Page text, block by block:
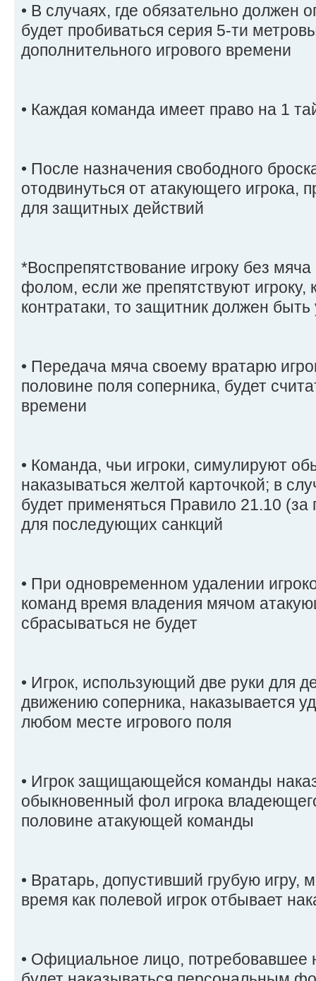
• В случаях, где обязательно должен
будет пробиваться серия 5-ти
дополнительного игрового времени
• Каждая команда имеет право на 1
• После назначения свободного
отодвинуться от атакующего игрока,
для защитных действий
*Воспрепятствование игроку без
фолом, если же препятствуют игроку,
контратаки, то защитник должен быть
• Передача мяча своему вратарю
половине поля соперника, будет
времени
• Команда, чьи игроки, симулируют
наказываться желтой карточкой; в
будет применяться Правило 21.10
для последующих санкций
• При одновременном удалении
команд время владения мячом
сбрасываться не будет
• Игрок, использующий две руки для
движению соперника, наказывается
любом месте игрового поля
• Игрок защищающейся команды
обыкновенный фол игрока
половине атакующей команды
• Вратарь, допустивший грубую игру,
время как полевой игрок отбывает
• Официальное лицо, потребовавшее